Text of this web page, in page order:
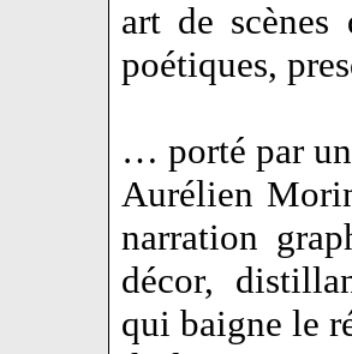
art de scènes
poétiques,
… porté par
Aurélien
narration
décor,
qui baigne le